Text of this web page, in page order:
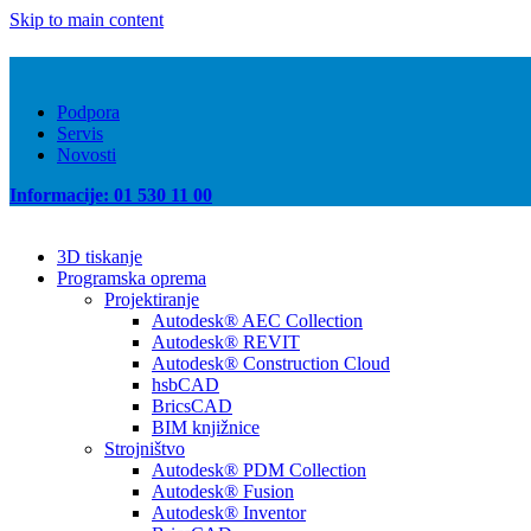
Skip to main content
Podpora
Servis
Novosti
Informacije: 01 530 11 00
3D tiskanje
Programska oprema
Projektiranje
Autodesk® AEC Collection
Autodesk® REVIT
Autodesk® Construction Cloud
hsbCAD
BricsCAD
BIM knjižnice
Strojništvo
Autodesk® PDM Collection
Autodesk® Fusion
Autodesk® Inventor